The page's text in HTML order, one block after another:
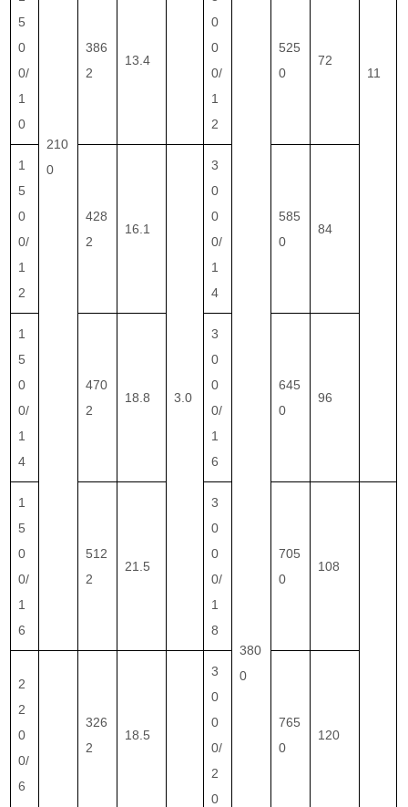
210
0
380
0
11
5
0
0/
1
0
386
2
13.4
0
0
0/
1
2
525
0
72
1
5
0
0/
1
2
428
2
16.1
3.0
3
0
0
0/
1
4
585
0
84
1
5
0
0/
1
4
470
2
18.8
3
0
0
0/
1
6
645
0
96
1
5
0
0/
1
6
512
2
21.5
3
0
0
0/
1
8
705
0
108
2
2
0
0/
6
326
2
18.5
3
0
0
0/
2
0
765
0
120